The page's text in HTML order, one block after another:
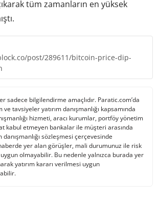
tüm zamanların en yüksek
post/289611/bitcoin-price-dip-
sadece bilgilendirme amaçlıdır. Paratic.com’da
tavsiyeler yatırım danışmanlığı kapsamında
hizmeti, aracı kurumlar, portföy yönetim
kabul etmeyen bankalar ile müşteri arasında
danışmanlığı sözleşmesi çerçevesinde
yer alan görüşler, mali durumunuz ile risk
olmayabilir. Bu nedenle yalnızca burada yer
yatırım kararı verilmesi uygun